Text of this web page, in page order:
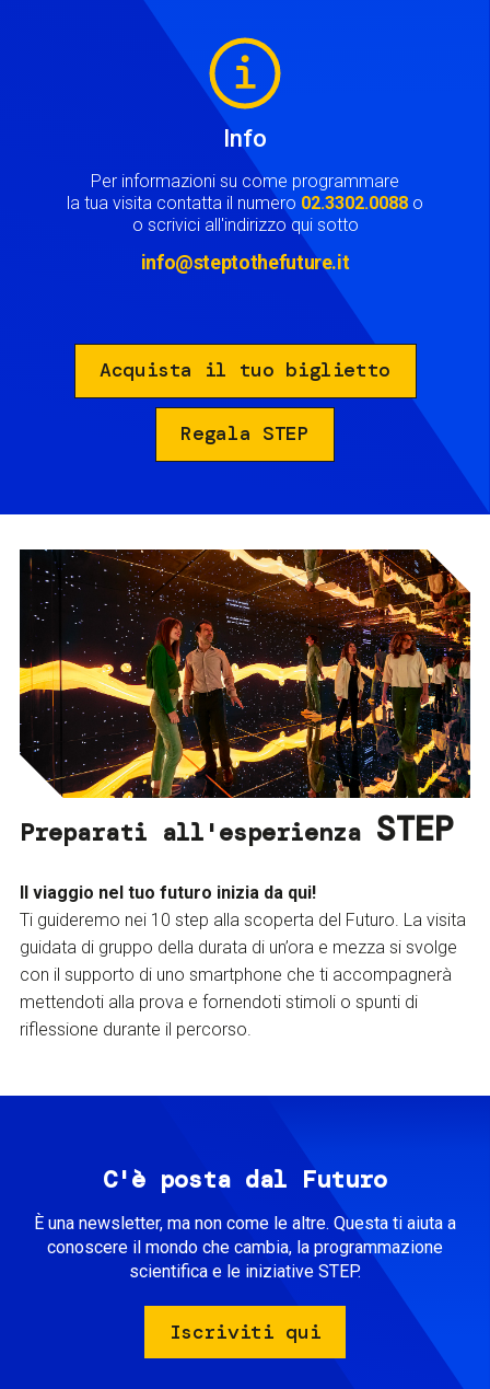
Info
Per informazioni su come programmare
la tua visita contatta il numero 02.3302.0088 o
o scrivici all'indirizzo qui sotto
info@steptothefuture.it
Acquista il tuo biglietto
Regala STEP
Preparati all'esperienza STEP
Il viaggio nel tuo futuro inizia da qui!
Ti guideremo nei 10 step alla scoperta del Futuro. La visita
guidata di gruppo della durata di un’ora e mezza si svolge
con il supporto di uno smartphone che ti accompagnerà
mettendoti alla prova e fornendoti stimoli o spunti di
riflessione durante il percorso.
C'è posta dal Futuro
È una newsletter, ma non come le altre. Questa ti aiuta a
conoscere il mondo che cambia, la programmazione
scientifica e le iniziative STEP.
Iscriviti qui